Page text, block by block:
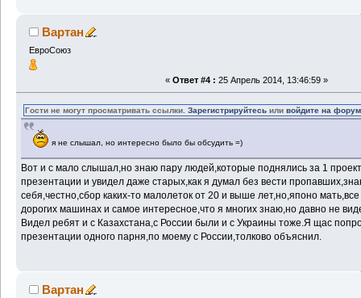
Вартан
ЕвроСоюз
« Ответ #4 : 25 Апрель 2014, 13:46:59 »
Гости не могут просматривать ссылки.Зарегистрируйтесь иливойдите на форум
я не слышал, но интересно было бы обсудить =)
Вот и с мало слышал,но знаю пару людей,которые поднялись за 1
презентации и увидел даже старых,как я думал без вести
себя,честно,сбор каких-то малолеток от 20 и выше лет,но,японо
дорогих машинах и самое интересное,что я многих знаю,но давно не
Видел ребят и с Казахстана,с России были и с Украины тоже.Я щас
презентации одного парня,по моему с России,толково объяснил.
Вартан